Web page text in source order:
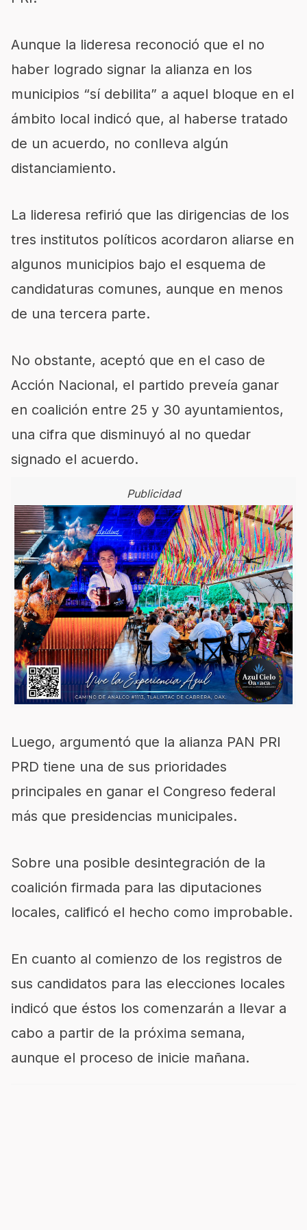
Aunque la lideresa reconoció que el no
haber logrado signar la alianza en los
municipios “sí debilita” a aquel bloque en el
ámbito local indicó que, al haberse tratado
de un acuerdo, no conlleva algún
distanciamiento.
La lideresa refirió que las dirigencias de los
tres institutos políticos acordaron aliarse en
algunos municipios bajo el esquema de
candidaturas comunes, aunque en menos
de una tercera parte.
No obstante, aceptó que en el caso de
Acción Nacional, el partido preveía ganar
en coalición entre 25 y 30 ayuntamientos,
una cifra que disminuyó al no quedar
signado el acuerdo.
Publicidad
Luego, argumentó que la alianza PAN PRI
PRD tiene una de sus prioridades
principales en ganar el Congreso federal
más que presidencias municipales.
Sobre una posible desintegración de la
coalición firmada para las diputaciones
locales, calificó el hecho como improbable.
En cuanto al comienzo de los registros de
sus candidatos para las elecciones locales
indicó que éstos los comenzarán a llevar a
cabo a partir de la próxima semana,
aunque el proceso de inicie mañana.